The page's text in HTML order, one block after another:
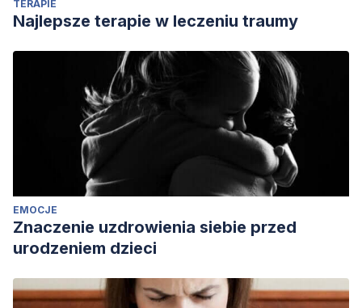
TERAPIE
Najlepsze terapie w leczeniu traumy
EMOCJE
Znaczenie uzdrowienia siebie przed
urodzeniem dzieci